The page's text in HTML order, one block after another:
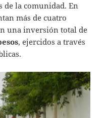
de la comunidad. En
más de cuatro
una inversión total de
, ejercidos a través